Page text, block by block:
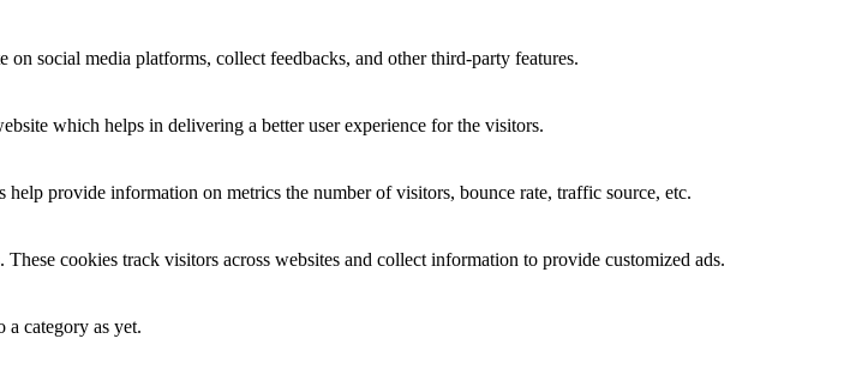
social media platforms, collect feedbacks, and other third-party features.
which helps in delivering a better user experience for the visitors.
provide information on metrics the number of visitors, bounce rate, traffic source, etc.
cookies track visitors across websites and collect information to provide customized ads.
a category as yet.